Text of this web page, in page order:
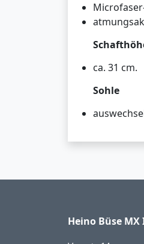
ca. 31 cm.
Sohle
Heino Büse